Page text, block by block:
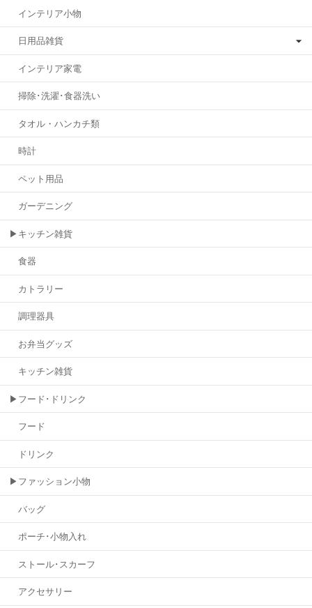
インテリア小物
日用品雑貨
インテリア家電
掃除･洗濯･食器洗い
タオル・ハンカチ類
時計
ペット用品
ガーデニング
▶キッチン雑貨
食器
カトラリー
調理器具
お弁当グッズ
キッチン雑貨
▶フード･ドリンク
フード
ドリンク
▶ファッション小物
バッグ
ポーチ･小物入れ
ストール･スカーフ
アクセサリー